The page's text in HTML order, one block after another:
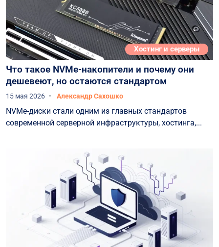
Хостинг и серверы
Что такое NVMe-накопители и почему они
дешевеют, но остаются стандартом
15 мая 2026 Александр Сахошко
NVMe-диски стали одним из главных стандартов
современной серверной инфраструктуры, хостинга,...